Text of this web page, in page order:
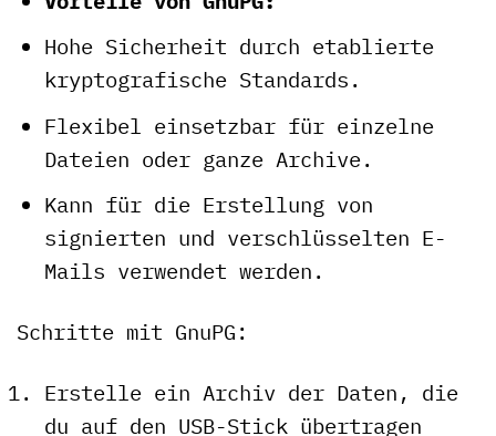
Hohe Sicherheit durch etablierte
kryptografische Standards.
Flexibel einsetzbar für einzelne
Dateien oder ganze Archive.
Kann für die Erstellung von
signierten und verschlüsselten E-
Mails verwendet werden.
Schritte mit GnuPG:
Erstelle ein Archiv der Daten, die
du auf den USB-Stick übertragen